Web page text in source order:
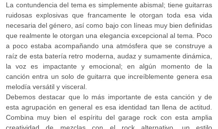
La contundencia del tema es simplemente abismal; tiene guitarras
ruidosas explosivas que francamente le otorgan toda esa vida
necesaria del género, así como bajo con líneas muy bien definidas
que realmente le otorgan una elegancia excepcional al tema. Poco
a poco estaba acompañando una atmósfera que se construye a
raíz de esta batería retro moderna, audaz y sumamente dinámica,
la voz es impactante y emocional; en algún momento de la
canción entra un solo de guitarra que increíblemente genera esa
melodía versátil y visceral.
Debemos destacar que lo más importante de esta canción y de
esta agrupación en general es esa identidad tan llena de actitud.
Combina muy bien el espíritu del garage rock con esta amplia
creatividad de mezclas con el rock alternativo, un estilo